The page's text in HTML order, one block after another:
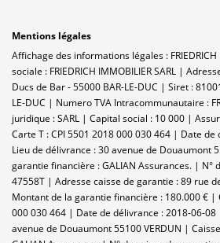
Mentions légales
Affichage des informations légales :
sociale : FRIEDRICH IMMOBILIER SARL |
Ducs de Bar - 55000 BAR-LE-DUC | Siret :
LE-DUC | Numero TVA Intracommunautaire :
juridique : SARL | Capital social : 10 000 |
Carte T : CPI 5501 2018 000 030 464 | Date
Lieu de délivrance : 30 avenue de Douaumont
garantie financière : GALIAN Assurances. | N°
47558T | Adresse caisse de garantie : 89 rue
Montant de la garantie financière : 180.000 € |
000 030 464 | Date de délivrance : 2018-06-
avenue de Douaumont 55100 VERDUN |